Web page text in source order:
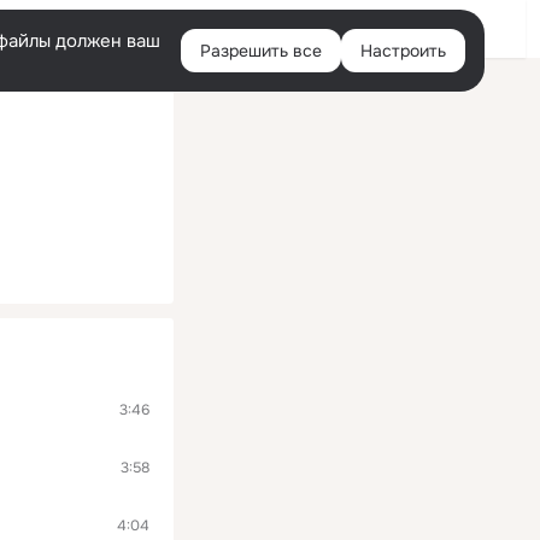
Войти
должен ваш
Разрешить все Настроить
3:46
3:58
4:04